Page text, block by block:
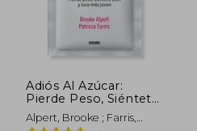
5%
dcto. 21,21 €
Adiós Al Azúcar:
Pierde Peso, Siéntete
Bien Y Luce Más
Joven
Alpert, Brooke ; Farris,